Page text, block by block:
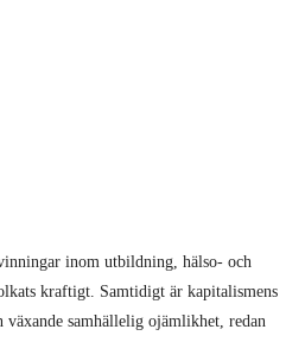
inom utbildning, hälso- och
kraftigt. Samtidigt är kapitalismens
samhällelig ojämlikhet, redan